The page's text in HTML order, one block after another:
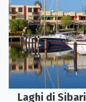
Laghi di